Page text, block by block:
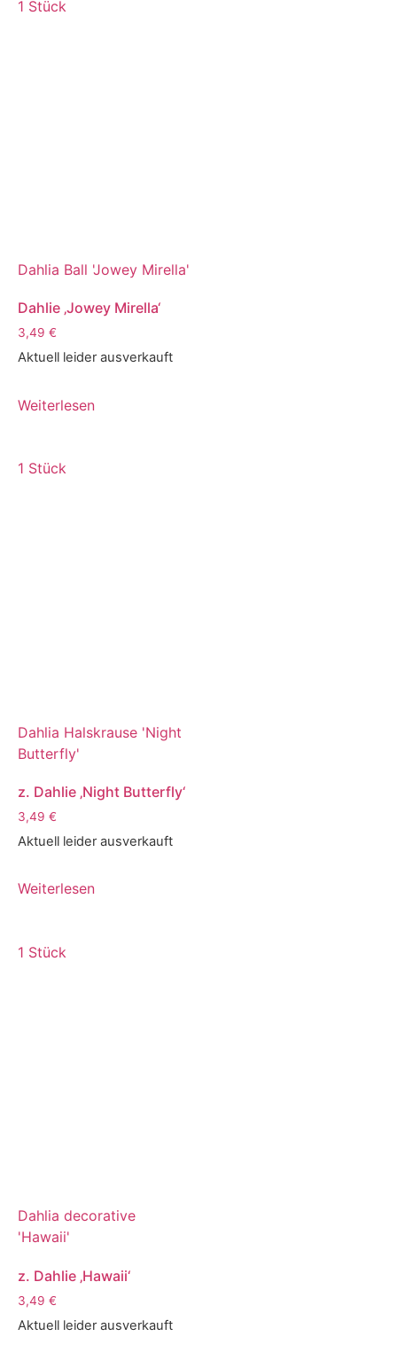
1 Stück
Dahlia Ball 'Jowey Mirella'
Dahlie ‚Jowey Mirella‘
3,49 €
Aktuell leider ausverkauft
Weiterlesen
1 Stück
Dahlia Halskrause 'Night
Butterfly'
z. Dahlie ‚Night Butterfly‘
3,49 €
Aktuell leider ausverkauft
Weiterlesen
1 Stück
Dahlia decorative
'Hawaii'
z. Dahlie ‚Hawaii‘
3,49 €
Aktuell leider ausverkauft